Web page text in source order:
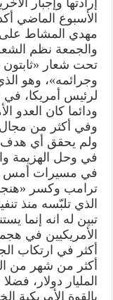
إرادتها وإجبار
الأسبوع الماضي
مهدي المشاط على
والجمعة نظم
تحت شعار
وجرائمه»، وهو
لرئيس أمريكا، في
ودائما كان العدو
وفي أكثر من
ولم يحقق أي هدف
في وحل الهزيمة
في مسيرات أمس
ترامب وكسر
الذي تلبّسه منذ
تبين له انه إنما
الأمريكيين في
أكثر في ارتكاب
أكثر من شهر من
المليار دولار،
بالقوة الأمريكية